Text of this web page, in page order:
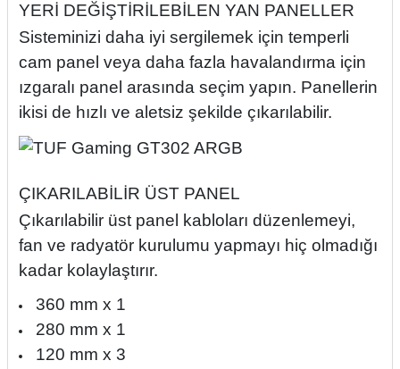
YERİ DEĞİŞTİRİLEBİLEN YAN PANELLER
Sisteminizi daha iyi sergilemek için temperli
cam panel veya daha fazla havalandırma için
ızgaralı panel arasında seçim yapın. Panellerin
ikisi de hızlı ve aletsiz şekilde çıkarılabilir.
ÇIKARILABİLİR ÜST PANEL
Çıkarılabilir üst panel kabloları düzenlemeyi,
fan ve radyatör kurulumu yapmayı hiç olmadığı
kadar kolaylaştırır.
360 mm x 1
280 mm x 1
120 mm x 3